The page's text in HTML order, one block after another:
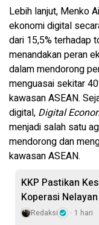
Lebih lanjut, Menko
ekonomi digital
dari 15,5% terhadap
menandakan peran
dalam mendorong
menguasai sekitar
kawasan ASEAN.
digital, Digital
menjadi salah satu
mendorong dan
kawasan ASEAN.
KKP Pastikan
Koperasi
Redaksi 1 hari